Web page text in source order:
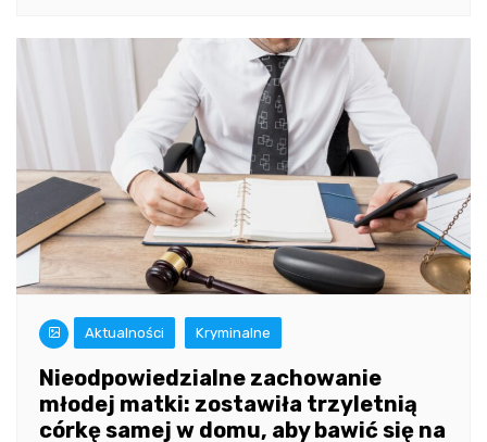
Aktualności Kryminalne
Nieodpowiedzialne zachowanie
młodej matki: zostawiła trzyletnią
córkę samej w domu, aby bawić się na